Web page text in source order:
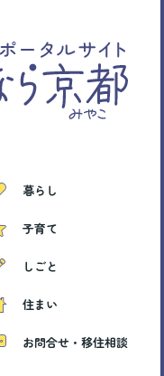
暮らし
子育て
しごと
住まい
お問合せ・移住相談